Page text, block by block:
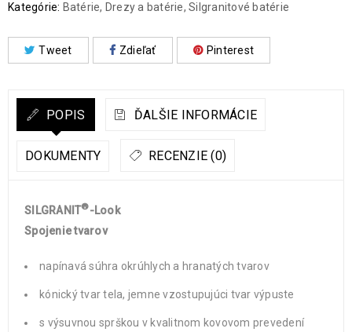
Kategórie: Batérie, Drezy a batérie, Silgranitové batérie
Tweet Zdieľať Pinterest
POPIS ĎALŠIE INFORMÁCIE
DOKUMENTY RECENZIE (0)
SILGRANIT®-Look
Spojenie tvarov
napínavá súhra okrúhlych a hranatých tvarov
kónický tvar tela, jemne vzostupujúci tvar výpuste
s výsuvnou sprškou v kvalitnom kovovom prevedení